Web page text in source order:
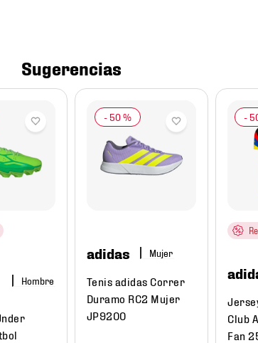
Sugerencias
Hombre
- 50 %
adidas Mujer
Tenis adidas Correr
Duramo RC2 Mujer
JP9200
Club
Fan